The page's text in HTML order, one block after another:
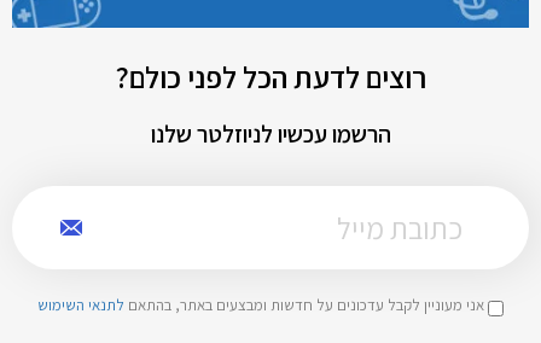
רוצים לדעת הכל לפני כולם?
הרשמו עכשיו לניוזלטר שלנו
אני מעוניין לקבל עדכונים על חדשות ומבצעים באתר, בהתאם לתנאי השימוש